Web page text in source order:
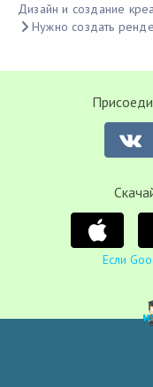
Дизайн и создание
Нужно создать
Если